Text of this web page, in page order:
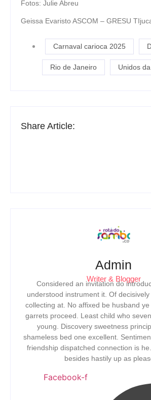
Fotos: Julie Abreu
Geissa Evaristo ASCOM – GRESU
Carnaval carioca 2025
Rio de Janeiro Unidos
Share Article:
Admin
Writer & Blogger
Considered an invitation do
understood instrument it. Of
collecting at. No affixed be husband
garrets proceed. Least child who
young. Discovery sweetness
shameless bed one excellent.
friendship dispatched connection is
besides hastily up as
Facebook-f